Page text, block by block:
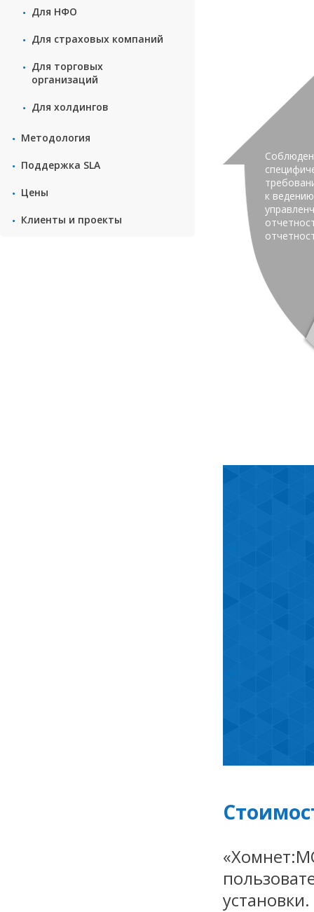
Для НФО
Для страxовых компаний
Для торговых
организаций
Для холдингов
Методология
Поддержка SLA
Цены
Клиенты и проекты
к ведению
установки.